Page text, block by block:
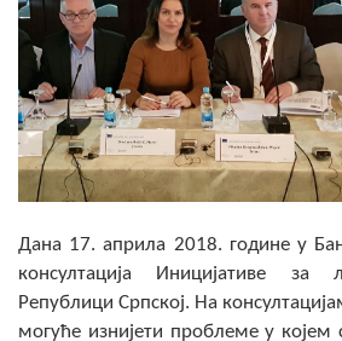
О Начелнику
Замјеник начелника
Извјештај о раду начелника
СКУПШТИНА
Статут Општине
Скупштинско вијеће
Дана 17. априла 2018. године у
консултација Иницијативе
Републици Српској. На
могуће изнијети проблеме у којем